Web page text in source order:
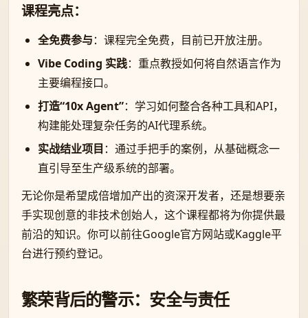
课程亮点：
全免费参与：课程完全免费，目前已开放注册。
Vibe Coding 实践：重点教授如何将自然语言作为
主要编程接口。
打造“10x Agent”：学习如何整合各种工具和API，
构建能处理复杂任务的AI代理系统。
实战结业项目 ：通过手把手的案例，从基础概念一
直引导至生产级系统的部署。
无论你是希望成倍增加产出的资深开发者，还是想要亲
手实现创意的非技术创始人，这个课程都将为你提供最
前沿的知识。你可以前往Google官方网站或Kaggle平
台进行预约登记。
繁荣背后的警示：安全与责任